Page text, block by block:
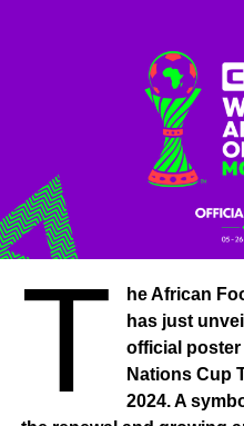
T
he African
has just
official poster
Nations Cup
2024. A